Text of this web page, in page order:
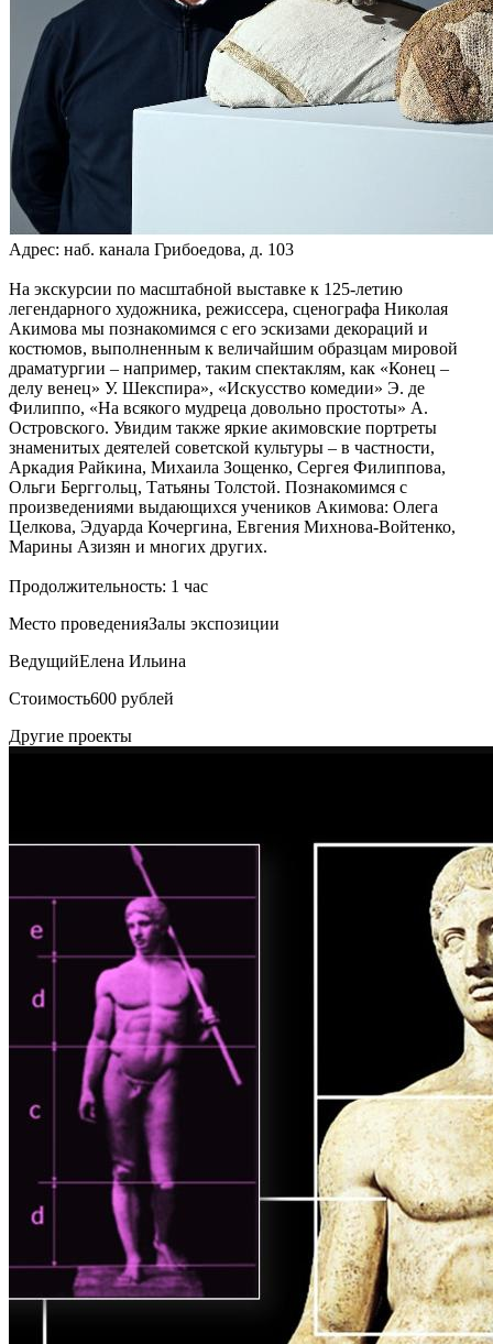
Адрес: наб. канала Грибоедова, д. 103
На экскурсии по масштабной выставке к 125-летию
легендарного художника, режиссера, сценографа Николая
Акимова мы познакомимся с его эскизами декораций и
костюмов, выполненным к величайшим образцам мировой
драматургии – например, таким спектаклям, как «Конец –
делу венец» У. Шекспира», «Искусство комедии» Э. де
Филиппо, «На всякого мудреца довольно простоты» А.
Островского. Увидим также яркие акимовские портреты
знаменитых деятелей советской культуры – в частности,
Аркадия Райкина, Михаила Зощенко, Сергея Филиппова,
Ольги Берггольц, Татьяны Толстой. Познакомимся с
произведениями выдающихся учеников Акимова: Олега
Целкова, Эдуарда Кочергина, Евгения Михнова-Войтенко,
Марины Азизян и многих других.
Продолжительность: 1 час
Место проведенияЗалы экспозиции
ВедущийЕлена Ильина
Стоимость600 рублей
Другие проекты